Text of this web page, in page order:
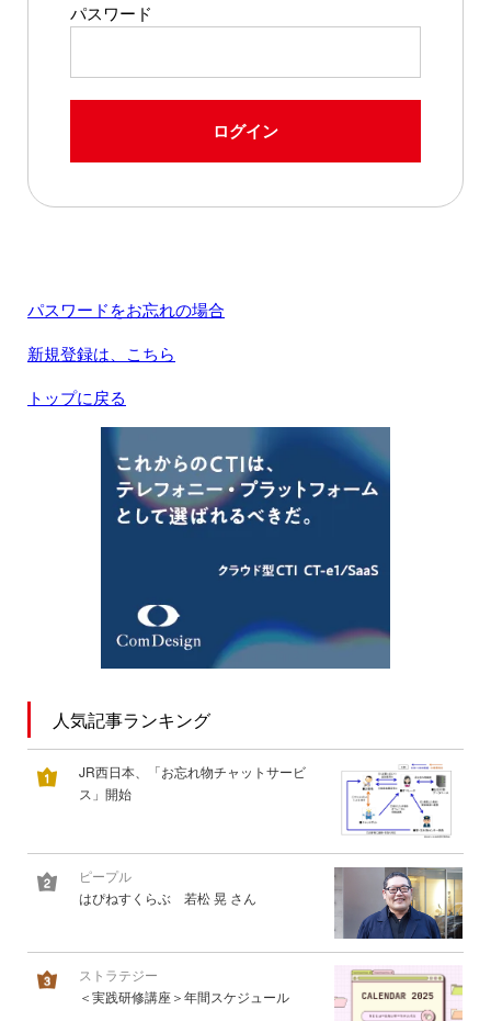
パスワード
ログイン
パスワードをお忘れの場合
新規登録は、こちら
トップに戻る
人気記事ランキング
JR西日本、「お忘れ物チャットサービ
ス」開始
ピープル
はぴねすくらぶ 若松 晃 さん
ストラテジー
＜実践研修講座＞年間スケジュール